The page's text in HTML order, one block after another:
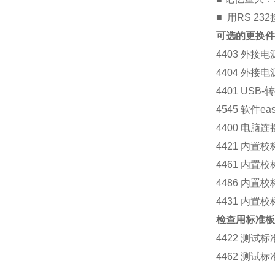
■ 用RS 232
可选的更换
4403 外接电
4404 外接电
4401 USB-
4545 软件
4400 电脑连
4421 内置校
4461 内置校
4486 内置校
4431 内置校
检查用标准
4422 测试标
4462 测试标